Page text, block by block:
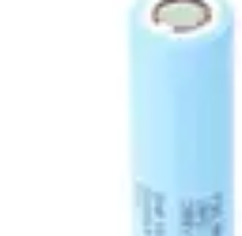
Entretien et AménagementEntretien des Plantes
Conseils Pratiques